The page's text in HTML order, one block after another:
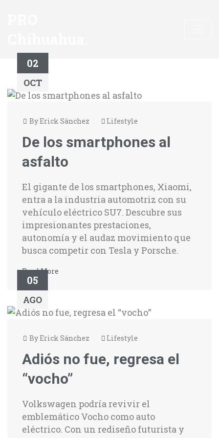
02
OCT
By Erick Sánchez Lifestyle
De los smartphones al
asfalto
El gigante de los smartphones, Xiaomi,
entra a la industria automotriz con su
vehículo eléctrico SU7. Descubre sus
impresionantes prestaciones,
autonomía y el audaz movimiento que
busca competir con Tesla y Porsche.
Read More
05
AGO
By Erick Sánchez Lifestyle
Adiós no fue, regresa el
“vocho”
Volkswagen podría revivir el
emblemático Vocho como auto
eléctrico. Con un rediseño futurista y